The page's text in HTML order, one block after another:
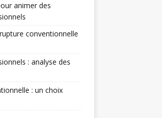
animer des
conventionnelle
: analyse des
: un choix